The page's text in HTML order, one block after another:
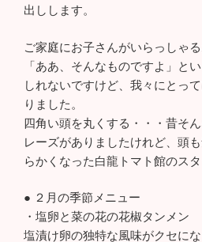
出しします。
ご家庭にお子さんがいらっしゃ
「ああ、そんなものですよ」と
しれないですけど、我々にとっ
りました。
四角い頭を丸くする・・・昔そ
レーズがありましたけれど、頭
らかくなった白龍トマト館のスタ
● ２月の季節メニュー
・塩卵と菜の花の花椒タンメ
塩漬け卵の独特な風味がクセに